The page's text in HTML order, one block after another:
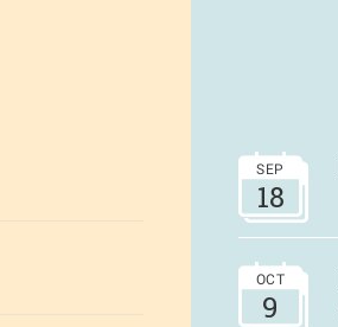
SEP
18
OCT
9